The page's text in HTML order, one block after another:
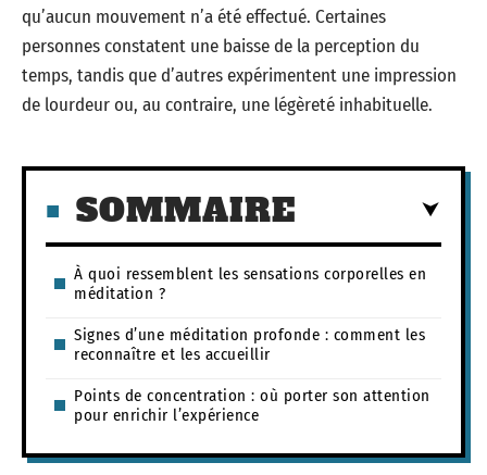
qu’aucun mouvement n’a été effectué. Certaines
personnes constatent une baisse de la perception du
temps, tandis que d’autres expérimentent une impression
de lourdeur ou, au contraire, une légèreté inhabituelle.
SOMMAIRE
À quoi ressemblent les sensations corporelles en
méditation ?
Signes d’une méditation profonde : comment les
reconnaître et les accueillir
Points de concentration : où porter son attention
pour enrichir l’expérience